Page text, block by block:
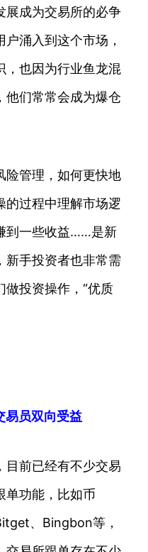
展成为交易所的必争
涌入到这个市场，
，也因为行业鱼龙混
他们常常会成为爆仓
险管理，如何更快地
的过程中理解市场逻
到一些收益……是新
新手投资者也非常需
做投资操作，“优质
易员双向受益
目前已经有不少交易
单功能，比如币
、Bingbon等，